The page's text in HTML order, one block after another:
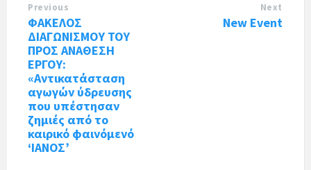
Previous
ΦΑΚΕΛΟΣ
ΔΙΑΓΩΝΙΣΜΟΥ ΤΟΥ
ΠΡΟΣ ΑΝΑΘΕΣΗ
ΕΡΓΟΥ:
«Αντικατάσταση
αγωγών ύδρευσης
που υπέστησαν
ζημιές από το
καιρικό φαινόμενό
‘ΙΑΝΟΣ’
Next
New Event